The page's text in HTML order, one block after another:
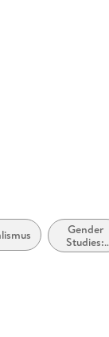
Gender
Studies:
Männer